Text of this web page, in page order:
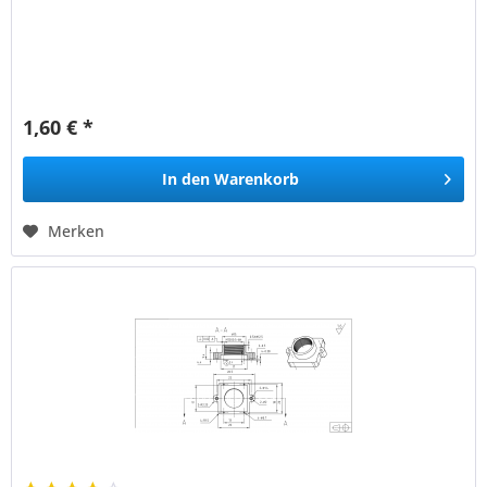
1,60 € *
In den Warenkorb
Merken